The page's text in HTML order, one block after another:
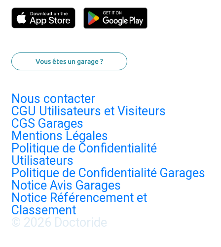
Vous êtes un garage ?
Nous contacter
CGU Utilisateurs et Visiteurs
CGS Garages
Mentions Légales
Politique de Confidentialité
Utilisateurs
Politique de Confidentialité Garages
Notice Avis Garages
Notice Référencement et
Classement
© 2026 Doctoride